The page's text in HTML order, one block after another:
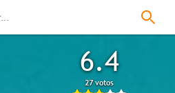
6.4
27 votos